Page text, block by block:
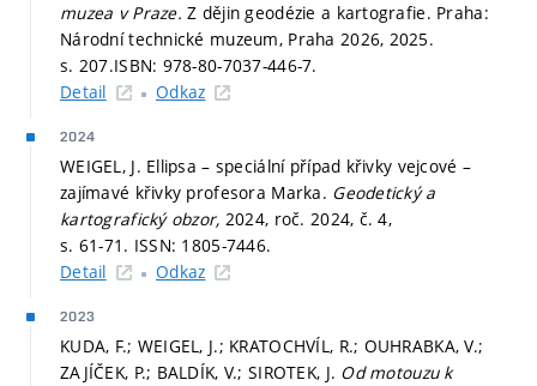
muzea v Praze.Z dějin geodézie a kartografie. Praha:
Národní technické muzeum, Praha 2026, 2025.
s. 207.ISBN: 978-80-7037-446-7.
Detail
Odkaz
2024
WEIGEL, J. Ellipsa – speciální případ křivky vejcové –
zajímavé křivky profesora Marka. Geodetický a
kartografický obzor, 2024, roč. 2024, č. 4,
s. 61-71. ISSN: 1805-7446.
Detail
Odkaz
2023
KUDA, F.; WEIGEL, J.; KRATOCHVÍL, R.; OUHRABKA, V.;
ZAJÍČEK, P.; BALDÍK, V.; SIROTEK, J. Od motouzu k